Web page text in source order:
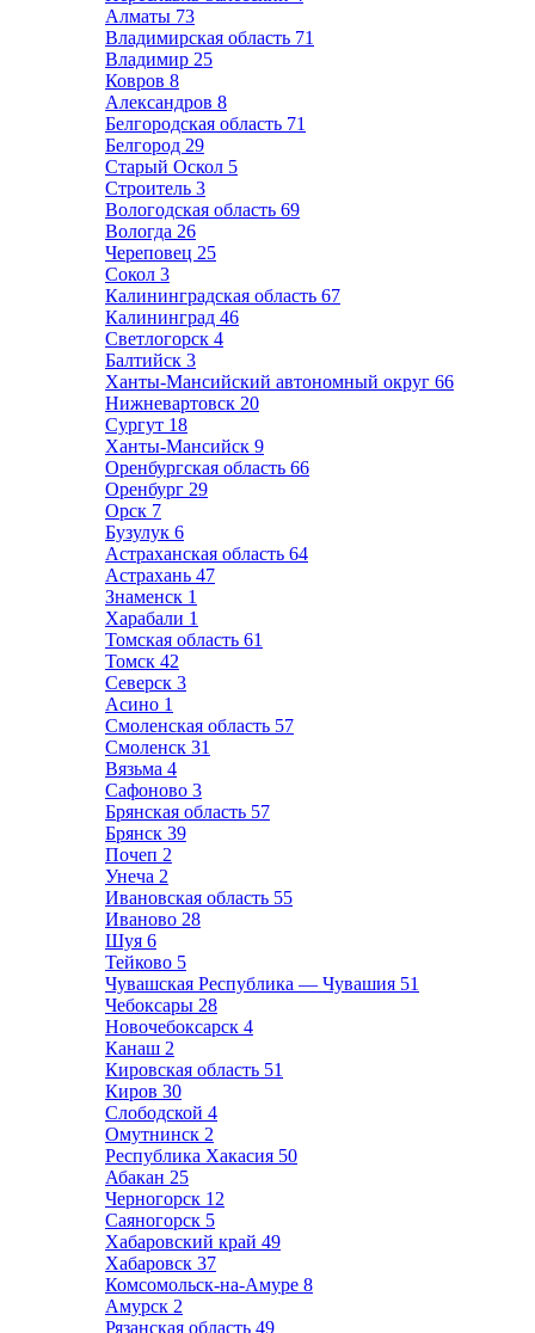
Алматы 73
Владимирская область 71
Владимир 25
Ковров 8
Александров 8
Белгородская область 71
Белгород 29
Старый Оскол 5
Строитель 3
Вологодская область 69
Вологда 26
Череповец 25
Сокол 3
Калининградская область 67
Калининград 46
Светлогорск 4
Балтийск 3
Ханты-Мансийский автономный округ 66
Нижневартовск 20
Сургут 18
Ханты-Мансийск 9
Оренбургская область 66
Оренбург 29
Орск 7
Бузулук 6
Астраханская область 64
Астрахань 47
Знаменск 1
Харабали 1
Томская область 61
Томск 42
Северск 3
Асино 1
Смоленская область 57
Смоленск 31
Вязьма 4
Сафоново 3
Брянская область 57
Брянск 39
Почеп 2
Унеча 2
Ивановская область 55
Иваново 28
Шуя 6
Тейково 5
Чувашская Республика — Чувашия 51
Чебоксары 28
Новочебоксарск 4
Канаш 2
Кировская область 51
Киров 30
Слободской 4
Омутнинск 2
Республика Хакасия 50
Абакан 25
Черногорск 12
Саяногорск 5
Хабаровский край 49
Хабаровск 37
Комсомольск-на-Амуре 8
Амурск 2
Рязанская область 49